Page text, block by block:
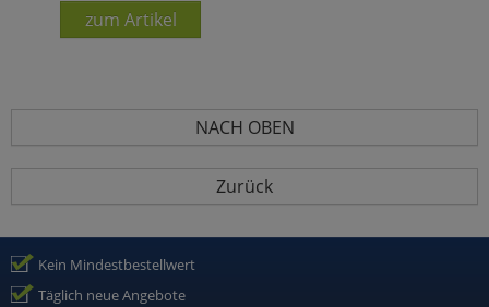
zum Artikel
NACH OBEN
Zurück
Kein Mindestbestellwert
Täglich neue Angebote